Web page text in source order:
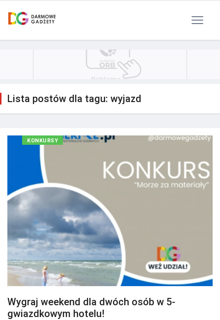
Lista postów dla tagu: wyjazd
KONKURSY
Wygraj weekend dla dwóch osób w 5-
gwiazdkowym hotelu!